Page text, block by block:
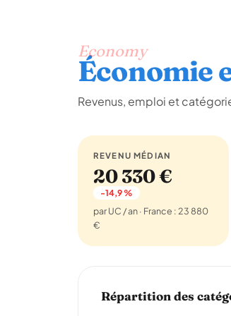
Economy
Économie
Revenus, emploi et
REVENU MÉDIAN
20 330 €
-14,9 %
par UC / an · France : 23 880
€
Répartition des